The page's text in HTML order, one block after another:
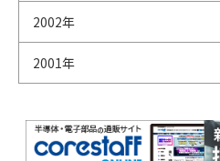
2002年
2001年